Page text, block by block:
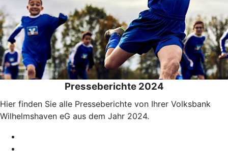
Presseberichte 2024
Hier finden Sie alle Presseberichte von Ihrer Volksbank
Wilhelmshaven eG aus dem Jahr 2024.